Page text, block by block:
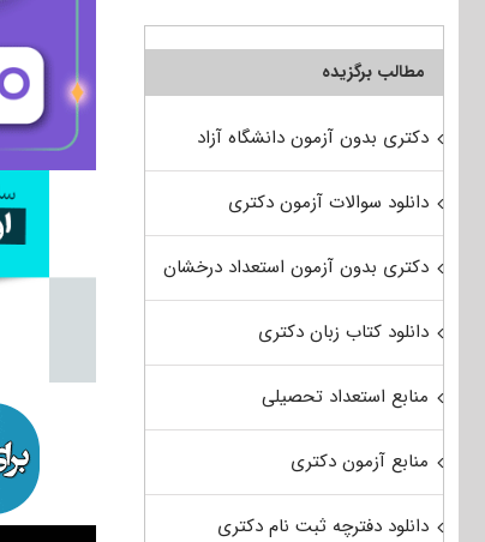
مطالب برگزیده
دکتری بدون آزمون دانشگاه آزاد
دانلود سوالات آزمون دکتری
دکتری بدون آزمون استعداد درخشان
دانلود کتاب زبان دکتری
منابع استعداد تحصیلی
منابع آزمون دکتری
دانلود دفترچه ثبت نام دکتری